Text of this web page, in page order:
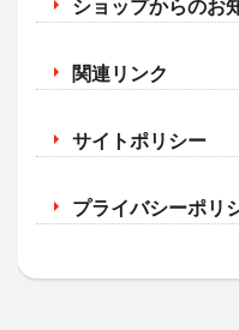
ショップからのお
関連リンク
サイトポリシー
プライバシーポリ